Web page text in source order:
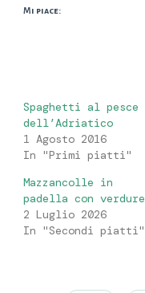
Mi piace:
Spaghetti al pesce
dell’Adriatico
1 Agosto 2016
In "Primi piatti"
Mazzancolle in
padella con verdure
2 Luglio 2026
In "Secondi piatti"